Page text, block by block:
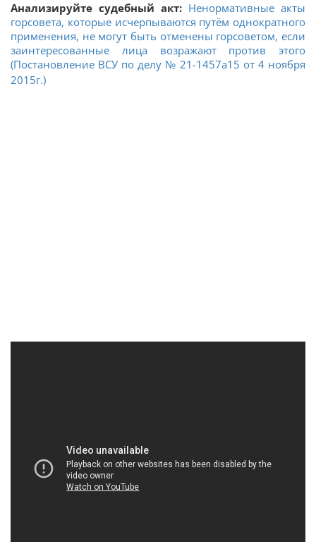
Анализируйте судебный акт: Ненормативные акты
горсовета, которые исчерпываются путём однократного
применения, не могут быть отменены горсоветом, если
заинтересованные лица возражают против этого
(Постановление ВСУ по делу № 21-1457а15 от 4 ноября
2015г.)